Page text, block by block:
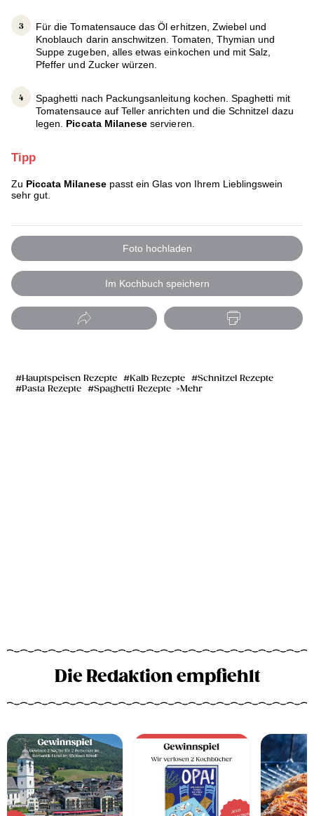
Für die Tomatensauce das Öl erhitzen, Zwiebel und
Knoblauch darin anschwitzen. Tomaten, Thymian und
Suppe zugeben, alles etwas einkochen und mit Salz,
Pfeffer und Zucker würzen.
Spaghetti nach Packungsanleitung kochen. Spaghetti mit
Tomatensauce auf Teller anrichten und die Schnitzel dazu
legen. Piccata Milanese servieren.
Tipp
Zu Piccata Milanese passt ein Glas von Ihrem Lieblingswein
sehr gut.
Foto hochladen
Im Kochbuch speichern
Hauptspeisen Rezepte Kalb Rezepte
Schnitzel Rezepte
Pasta Rezepte
Spaghetti Rezepte Mehr
Die Redaktion empfiehlt